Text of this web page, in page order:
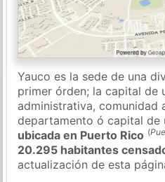
Yauco es la sede de una
primer órden; la capital de
administrativa, comunidad
departamento ó capital de
ubicada en Puerto Rico (
20.295 habitantes
actualización de esta